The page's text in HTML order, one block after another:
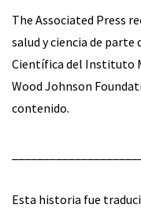
The Associated Press
salud y ciencia de
Científica del Instituto
Wood Johnson
contenido.
Esta historia fue